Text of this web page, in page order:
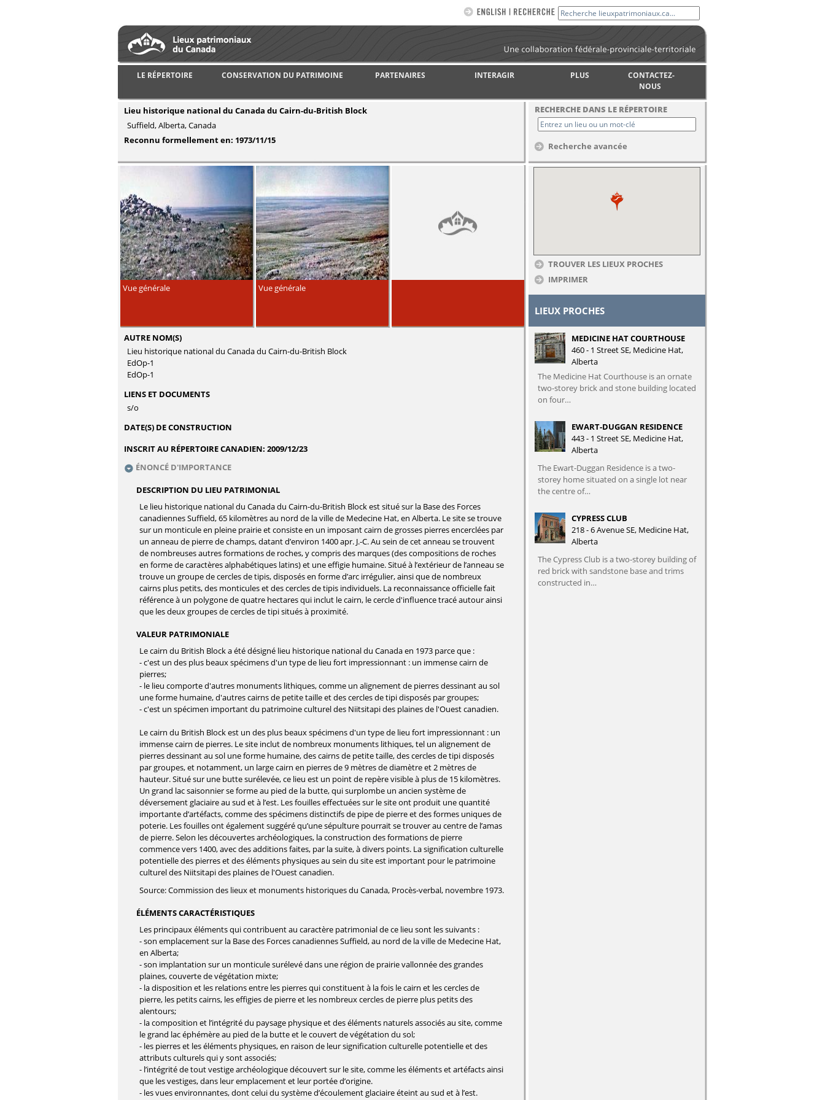
LE RÉPERTOIRE CONSERVATION DU PATRIMOINE PARTENAIRES INTERAGIR PLUS
CONTACTEZ-
NOUS
Lieu historique national du Canada du Cairn-du-British Block
Suffield, Alberta, Canada
Reconnu formellement en: 1973/11/15
Vue générale Vue générale
AUTRE NOM(S)
Lieu historique national du Canada du Cairn-du-British Block
EdOp-1
EdOp-1
LIENS ET DOCUMENTS
s/o
DATE(S) DE CONSTRUCTION
INSCRIT AU RÉPERTOIRE CANADIEN: 2009/12/23
ÉNONCÉ D'IMPORTANCE
DESCRIPTION DU LIEU PATRIMONIAL
Le lieu historique national du Canada du Cairn-du-British Block est situé sur la Base des Forces
canadiennes Suffield, 65 kilomètres au nord de la ville de Medecine Hat, en Alberta. Le site se trouve
sur un monticule en pleine prairie et consiste en un imposant cairn de grosses pierres encerclées par
un anneau de pierre de champs, datant d’environ 1400 apr. J.-C. Au sein de cet anneau se trouvent
de nombreuses autres formations de roches, y compris des marques (des compositions de roches
en forme de caractères alphabétiques latins) et une effigie humaine. Situé à l’extérieur de l’anneau se
trouve un groupe de cercles de tipis, disposés en forme d’arc irrégulier, ainsi que de nombreux
cairns plus petits, des monticules et des cercles de tipis individuels. La reconnaissance officielle fait
référence à un polygone de quatre hectares qui inclut le cairn, le cercle d'influence tracé autour ainsi
que les deux groupes de cercles de tipi situés à proximité.
VALEUR PATRIMONIALE
Le cairn du British Block a été désigné lieu historique national du Canada en 1973 parce que :
- c'est un des plus beaux spécimens d'un type de lieu fort impressionnant : un immense cairn de
pierres;
- le lieu comporte d'autres monuments lithiques, comme un alignement de pierres dessinant au sol
une forme humaine, d'autres cairns de petite taille et des cercles de tipi disposés par groupes;
- c'est un spécimen important du patrimoine culturel des Niitsitapi des plaines de l'Ouest canadien.
Le cairn du British Block est un des plus beaux spécimens d'un type de lieu fort impressionnant : un
immense cairn de pierres. Le site inclut de nombreux monuments lithiques, tel un alignement de
pierres dessinant au sol une forme humaine, des cairns de petite taille, des cercles de tipi disposés
par groupes, et notamment, un large cairn en pierres de 9 mètres de diamètre et 2 mètres de
hauteur. Situé sur une butte surélevée, ce lieu est un point de repère visible à plus de 15 kilomètres.
Un grand lac saisonnier se forme au pied de la butte, qui surplombe un ancien système de
déversement glaciaire au sud et à l’est. Les fouilles effectuées sur le site ont produit une quantité
importante d’artéfacts, comme des spécimens distinctifs de pipe de pierre et des formes uniques de
poterie. Les fouilles ont également suggéré qu’une sépulture pourrait se trouver au centre de l’amas
de pierre. Selon les découvertes archéologiques, la construction des formations de pierre
commence vers 1400, avec des additions faites, par la suite, à divers points. La signification culturelle
potentielle des pierres et des éléments physiques au sein du site est important pour le patrimoine
culturel des Niitsitapi des plaines de l'Ouest canadien.
Source: Commission des lieux et monuments historiques du Canada, Procès-verbal, novembre 1973.
ÉLÉMENTS CARACTÉRISTIQUES
Les principaux éléments qui contribuent au caractère patrimonial de ce lieu sont les suivants :
- son emplacement sur la Base des Forces canadiennes Suffield, au nord de la ville de Medecine Hat,
en Alberta;
- son implantation sur un monticule surélevé dans une région de prairie vallonnée des grandes
plaines, couverte de végétation mixte;
- la disposition et les relations entre les pierres qui constituent à la fois le cairn et les cercles de
pierre, les petits cairns, les effigies de pierre et les nombreux cercles de pierre plus petits des
alentours;
- la composition et l’intégrité du paysage physique et des éléments naturels associés au site, comme
le grand lac éphémère au pied de la butte et le couvert de végétation du sol;
- les pierres et les éléments physiques, en raison de leur signification culturelle potentielle et des
attributs culturels qui y sont associés;
- l’intégrité de tout vestige archéologique découvert sur le site, comme les éléments et artéfacts ainsi
que les vestiges, dans leur emplacement et leur portée d’origine.
- les vues environnantes, dont celui du système d’écoulement glaciaire éteint au sud et à l’est.
RECHERCHE DANS LE RÉPERTOIRE
Recherche avancée
TROUVER LES LIEUX PROCHES
IMPRIMER
LIEUX PROCHES
MEDICINE HAT COURTHOUSE
460 - 1 Street SE, Medicine Hat,
Alberta
The Medicine Hat Courthouse is an ornate
two-storey brick and stone building located
on four…
EWART-DUGGAN RESIDENCE
443 - 1 Street SE, Medicine Hat,
Alberta
The Ewart-Duggan Residence is a two-
storey home situated on a single lot near
the centre of…
CYPRESS CLUB
218 - 6 Avenue SE, Medicine Hat,
Alberta
The Cypress Club is a two-storey building of
red brick with sandstone base and trims
constructed in…